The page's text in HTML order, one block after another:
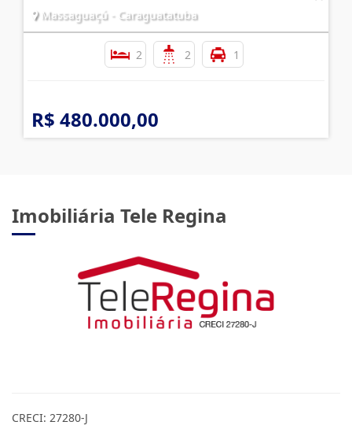
Massaguaçú - Caraguatatuba
2 2 1
R$ 480.000,00
Imobiliária Tele Regina
CRECI: 27280-J